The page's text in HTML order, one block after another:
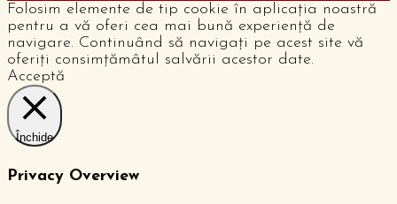
Folosim elemente de tip cookie în aplicația noastră
pentru a vă oferi cea mai bună experiență de
navigare. Continuând să navigați pe acest site vă
oferiți consimțămâtul salvării acestor date.
Acceptă
Închide
Privacy Overview